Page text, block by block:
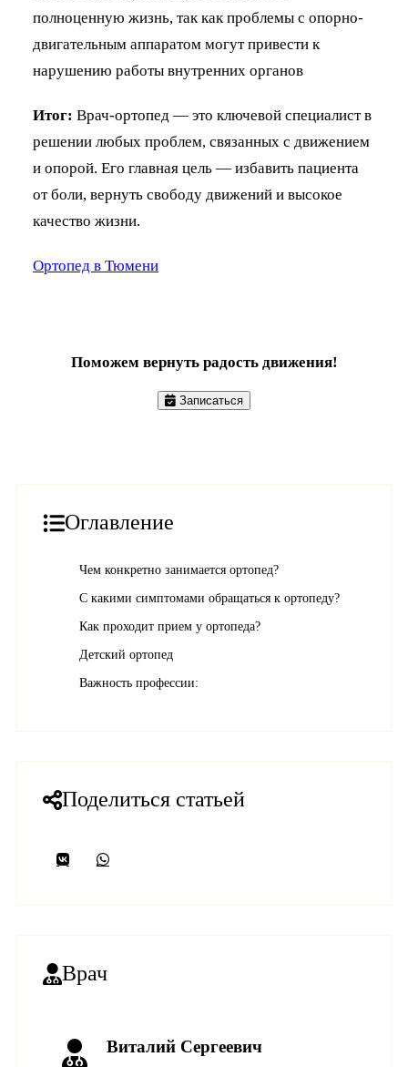
полноценную жизнь, так как проблемы с опорно-
двигательным аппаратом могут привести к
нарушению работы внутренних органов
Итог: Врач-ортопед — это ключевой специалист в
решении любых проблем, связанных с движением
и опорой. Его главная цель — избавить пациента
от боли, вернуть свободу движений и высокое
качество жизни.
Ортопед в Тюмени
Поможем вернуть радость движения!
Записаться
Оглавление
Чем конкретно занимается ортопед?
С какими симптомами обращаться к ортопеду?
Как проходит прием у ортопеда?
Детский ортопед
Важность профессии:
Поделиться статьей
Врач
Виталий Сергеевич